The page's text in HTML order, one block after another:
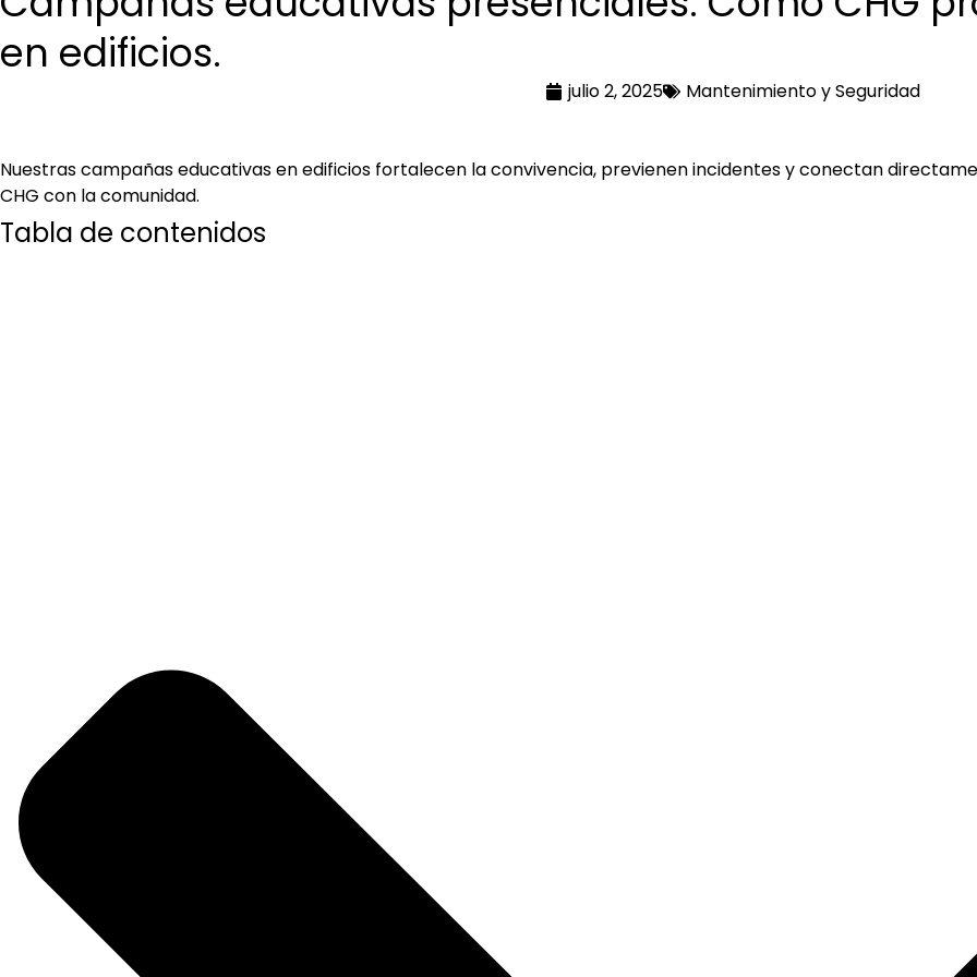
en edificios.
julio 2, 2025 Mantenimiento y Seguridad
Nuestras campañas educativas en edificios fortalecen la convivencia, previenen incidentes y conectan
CHG con la comunidad.
Tabla de contenidos